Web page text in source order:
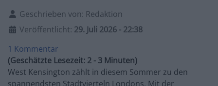
Details
Geschrieben von: Redaktion
Veröffentlicht: 29. Juli 2026 - 22:38
1 Kommentar
(Geschätzte Lesezeit: 2 - 3 Minuten)
West Kensington zählt in diesem Sommer zu den
spannendsten Stadtvierteln Londons. Mit der